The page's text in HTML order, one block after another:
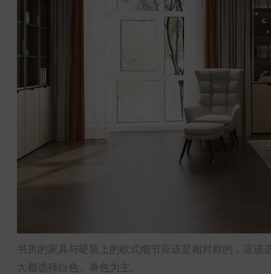
书房的家具与硬装上的欧式细节应该是相对称的，应
大都选择白色、单色为主。